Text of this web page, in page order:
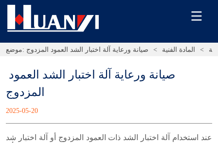
موضع: > المادة الفنية > صيانة ورعاية آلة اختبار الشد العمود المزدوج
المزدوج
2025-05-20